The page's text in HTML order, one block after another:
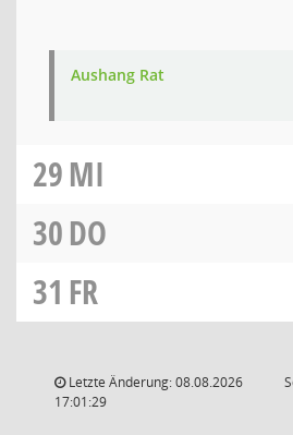
Aushang Rat
29MI
30DO
31 FR
Letzte Änderung: 08.08.2026
17:01:29